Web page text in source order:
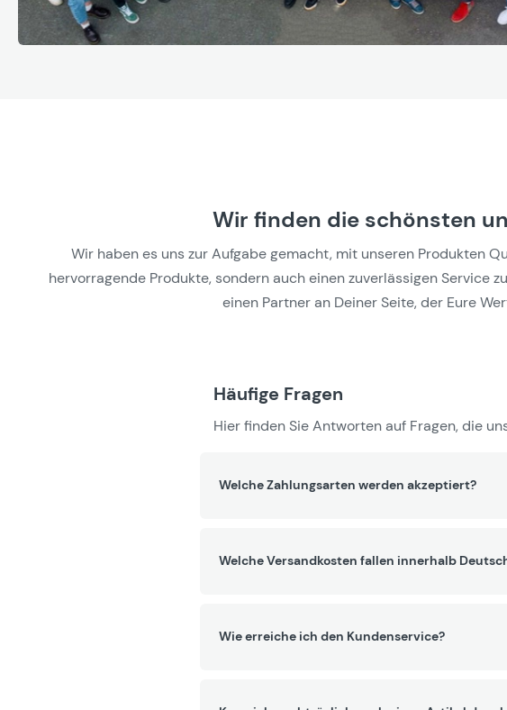
Wir finden die schönsten
Wir haben es uns zur Aufgabe gemacht, mit unseren Produkten
hervorragende Produkte, sondern auch einen zuverlässigen Service
einen Partner an Deiner Seite, der Eure
Häufige Fragen
Hier finden Sie Antworten auf Fragen, die
Welche Zahlungsarten werden akzeptiert?
Welche Versandkosten fallen innerhalb
Wie erreiche ich den Kundenservice?